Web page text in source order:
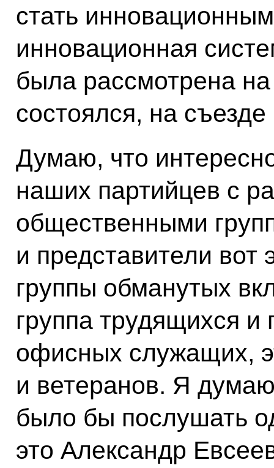
стать
инновационная
была рассмотрена
состоялся, на
Думаю, что
наших партийцев с
общественными
и представители вот
группы обманутых
группа трудящихся
офисных служащих,
и ветеранов. Я
было бы послушать
это Александр